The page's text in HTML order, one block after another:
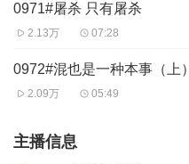
0971#屠杀 只有屠杀
2.13万 07:28
0972#混也是一种本事（上）
2.09万 05:49
主播信息